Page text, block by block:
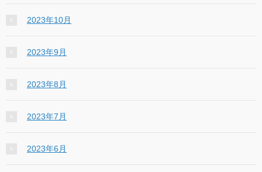
2023年10月
2023年9月
2023年8月
2023年7月
2023年6月